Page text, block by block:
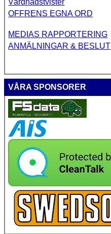
Vårdnadstvister
OFFRENS EGNA ORD
MEDIAS RAPPORTERING
ANMÄLNINGAR & BESLUT
VÅRA SPONSORER